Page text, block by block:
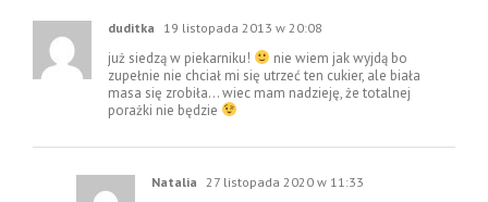
duditka 19 listopada 2013 w 20:08
już siedzą w piekarniku!
nie wiem jak wyjdą bo
zupełnie nie chciał mi się utrzeć ten cukier, ale biała
masa się zrobiła… wiec mam nadzieję, że totalnej
porażki nie będzie
Natalia 27 listopada 2020 w 11:33